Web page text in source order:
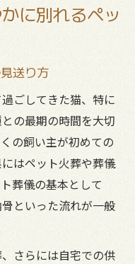
ト葬儀のコツ
れを実現する方
添うペット葬儀の
儀サポートの選び
るペット葬儀とは
ための事前相談の
べき安置と火葬の
に別れるペッ
送り方
ごしてきた猫、特に
の最期の時間を大切
の飼い主が初めての
はペット火葬や葬儀
葬儀の基本として
といった流れが一般
さらには自宅での供